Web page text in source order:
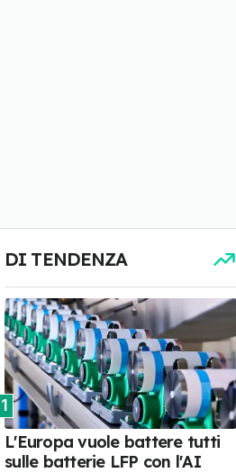
DI TENDENZA
1
L'Europa vuole battere tutti
sulle batterie LFP con l'AI